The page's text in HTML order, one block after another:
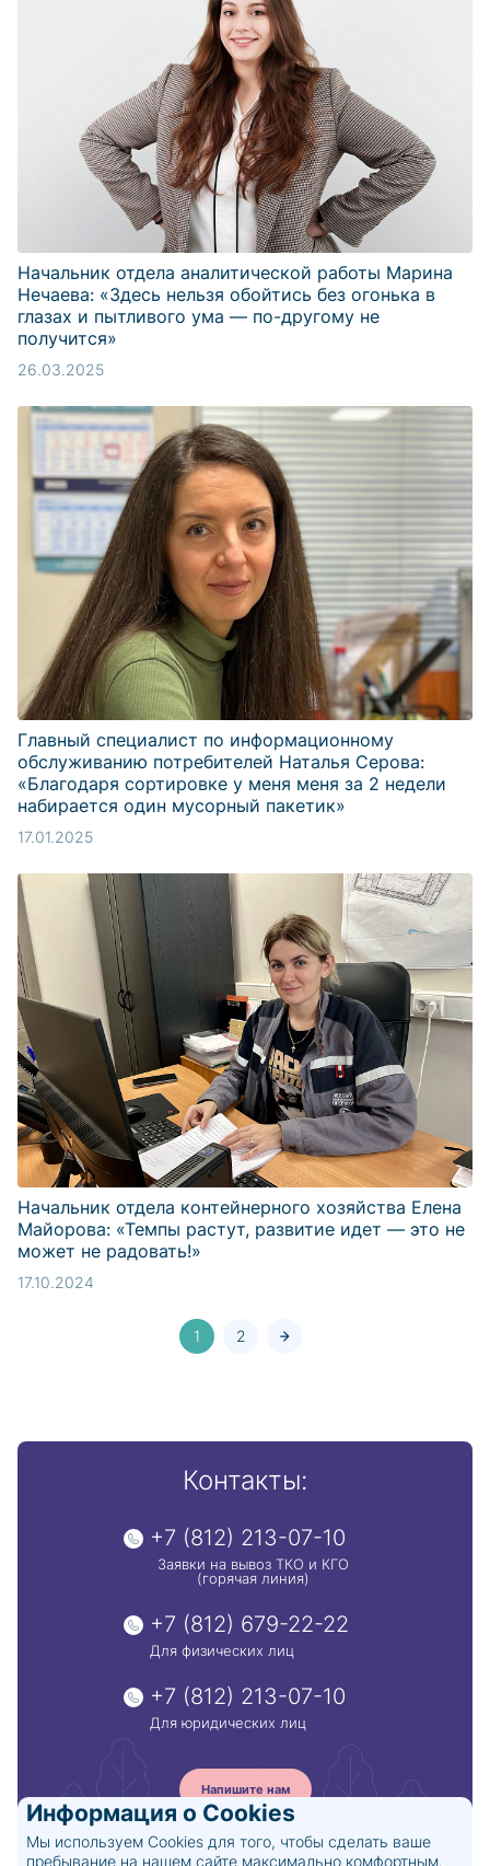
Начальник отдела аналитической работы Марина
Нечаева: «Здесь нельзя обойтись без огонька в
глазах и пытливого ума — по-другому не
получится»
26.03.2025
Главный специалист по информационному
обслуживанию потребителей Наталья Серова:
«Благодаря сортировке у меня меня за 2 недели
набирается один мусорный пакетик»
17.01.2025
Начальник отдела контейнерного хозяйства Елена
Майорова: «Темпы растут, развитие идет — это не
может не радовать!»
17.10.2024
1 2
Контакты:
+7 (812) 213-07-10
Заявки на вывоз ТКО и КГО
(горячая линия)
+7 (812) 679-22-22
Для физических лиц
+7 (812) 213-07-10
Для юридических лиц
Напишите нам
Информация о Cookies
Мы используем Cookies для того, чтобы сделать ваше
пребывание на нашем сайте максимально комфортным.